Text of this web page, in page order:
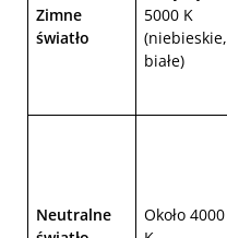
Zimne
światło
5000 K
(niebieskie,
białe)
Neutralne
Około 4000